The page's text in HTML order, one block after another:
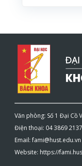
Văn phòng: Số 1 Đại Cồ
Điện thoại: 04 3869
Email: fami@hust.edu.vn
Website: https://